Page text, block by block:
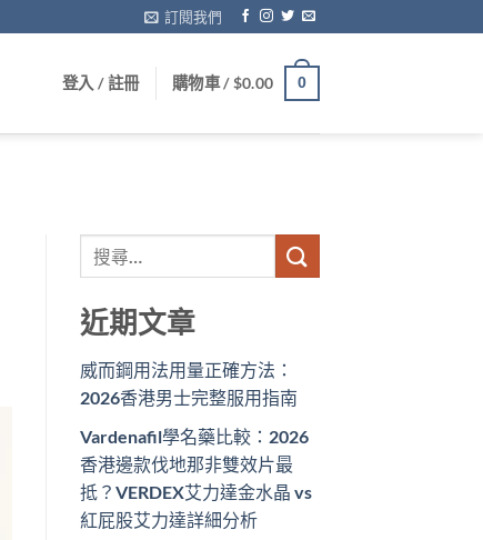
訂閱我們
登入 / 註冊 購物車 /$0.00 0
近期文章
威而鋼用法用量正確方法：
2026香港男士完整服用指南
Vardenafil學名藥比較：2026
香港邊款伐地那非雙效片最
抵？VERDEX艾力達金水晶 vs
紅屁股艾力達詳細分析